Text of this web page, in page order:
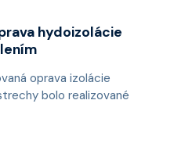
hydoizolácie
oprava izolácie
bolo realizované